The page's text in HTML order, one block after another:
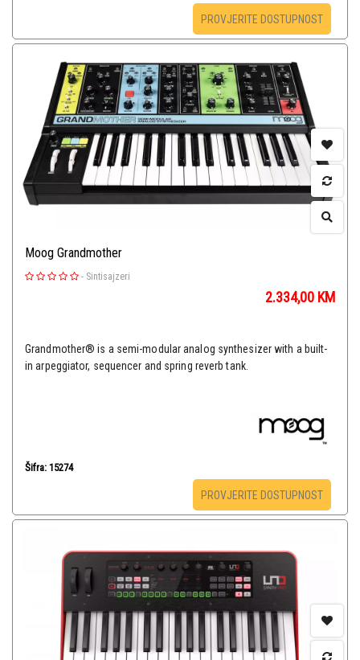
PROVJERITE DOSTUPNOST
Moog Grandmother
- Sintisajzeri
2.334,00 KM
Grandmother® is a semi-modular analog synthesizer with a built-
in arpeggiator, sequencer and spring reverb tank.
Šifra: 15274
PROVJERITE DOSTUPNOST